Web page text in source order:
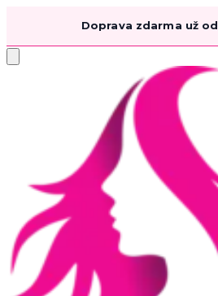
Doprava zdarma už od